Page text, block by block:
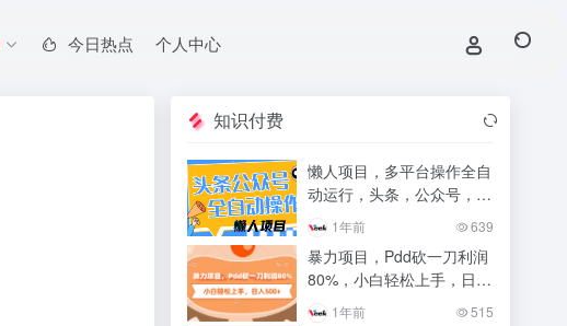
今日热点 个人中心
知识付费
懒人项目，多平台操作全自
动运行，头条，公众号，下
班实操5分钟日入500+
1年前 639
暴力项目，Pdd砍一刀利润
80%，小白轻松上手，日入
500+1年前 515